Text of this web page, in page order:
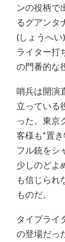
ンの役柄で
るグアンタ
(しょうへ
ライター打
の門番的な
哨兵は開演
立っている
った。東京
客様も“置
フル銃をシ
少しのどよ
も信じられ
ものだ。
タイプライ
の登場だっ